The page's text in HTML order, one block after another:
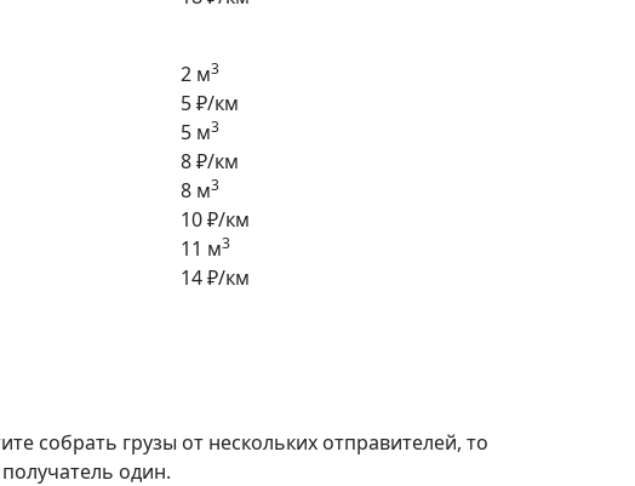
2 м3
5 ₽/км
5 м3
8 ₽/км
8 м3
10 ₽/км
11 м3
14 ₽/км
собрать грузы от нескольких отправителей, то
один.